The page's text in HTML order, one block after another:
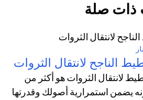
ذات صلة
الناجح لانتقال الثروات
لانتقال الثروات هو أكثر من
يضمن استمرارية أصولك وقدرتها